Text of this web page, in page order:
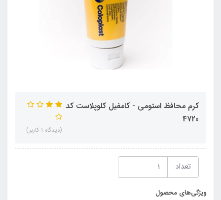
کرم محافظ استومی - کامفیل کلوپلاست کد
4720
(دیدگاه 1 کاربر)
تعداد
ویژگی‌های محصول